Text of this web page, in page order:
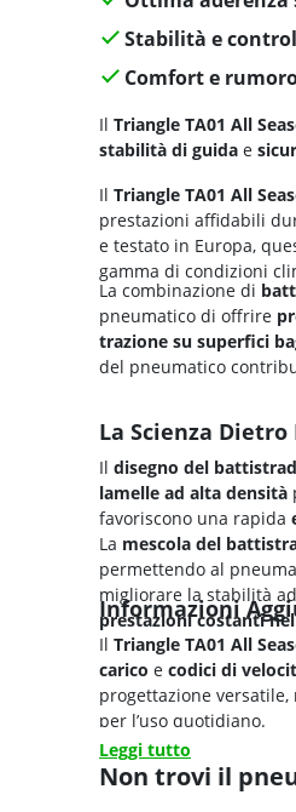
Stabilità e
Comfort e
Il Triangle TA01 All
stabilità di guida e
Il Triangle TA01 All
prestazioni affidabili
e testato in Europa,
gamma di condizioni
La combinazione di
pneumatico di offrire
trazione su superfici
del pneumatico
La Scienza Dietro
Il disegno del
lamelle ad alta densità
favoriscono una rapida
La mescola del
permettendo al
migliorare la stabilità
prestazioni costanti
Informazioni
Il Triangle TA01 All
carico e codici di
progettazione
per l’uso quotidiano.
Leggi tutto
Non trovi il